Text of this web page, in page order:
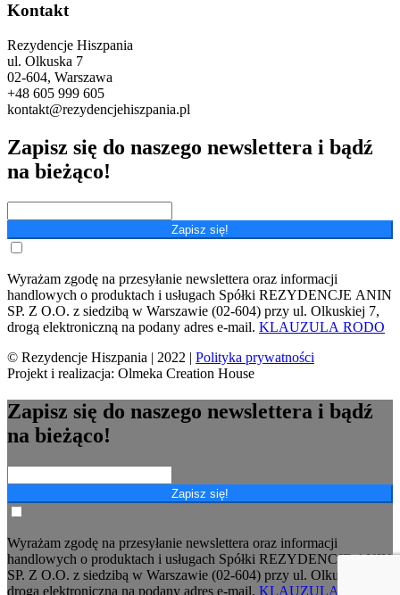
Kontakt
Rezydencje Hiszpania
ul. Olkuska 7
02-604, Warszawa
+48 605 999 605
kontakt@rezydencjehiszpania.pl
Zapisz się do naszego newslettera i bądź
na bieżąco!
Zapisz się!
Wyrażam zgodę na przesyłanie newslettera oraz informacji
handlowych o produktach i usługach Spółki REZYDENCJE ANIN
SP. Z O.O. z siedzibą w Warszawie (02-604) przy ul. Olkuskiej 7,
drogą elektroniczną na podany adres e-mail. KLAUZULA RODO
© Rezydencje Hiszpania | 2022 | Polityka prywatności
Projekt i realizacja: Olmeka Creation House
Zapisz się do naszego newslettera i bądź
na bieżąco!
Zapisz się!
Wyrażam zgodę na przesyłanie newslettera oraz informacji
handlowych o produktach i usługach Spółki REZYDENCJE ANIN
SP. Z O.O. z siedzibą w Warszawie (02-604) przy ul. Olkuskiej 7,
drogą elektroniczną na podany adres e-mail. KLAUZULA RODO